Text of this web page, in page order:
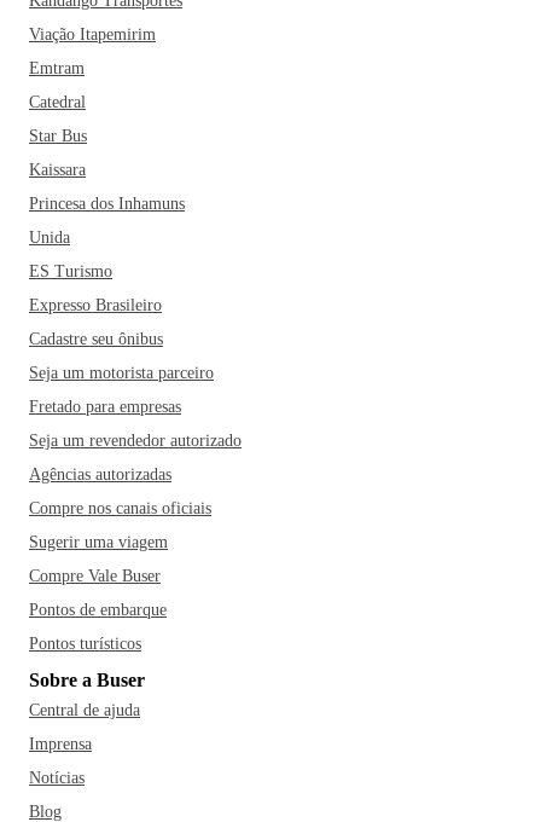
Sergipana são pontos turísticos indispensáveis em sua visita
pela cidade. Já quem gosta de comprar e apreciar o
artesanato local, o Mercado Municipal Antônio Franco é
parada obrigatória. Ah, e não deixe de conhecer as casas de
cidade. Falando em forró, Aracaju é palco de um dos
maiores eventos de festa junina da região, o Forró Caju, que
marca o mês mais animado da cidade.
chama a atenção dos turistas; não deixe de experimentar
algumas iguarias da gastronomia local como caranguejo,
também é o ingrediente principal de deliciosos sucos,
sorvetes, doces e geleias. E se você quiser juntar lazer com
boa comida, visite Parati, o melhor bar, quiosque e
restaurante da cidade.
cidade, não pode deixar de inserir os Arcos da Orla de
Oceanário de Aracaju no seu roteiro. Dentre os restaurantes
mais famosos da cidade estão o Terra Tupi, a Carne de Sol
do Ramiro, a Tapioca do Jatobá e o Pitú com Pirão da
Eliane. Você vai adorar!
Viação Itapemirim
Emtram
Catedral
Star Bus
Kaissara
Princesa dos Inhamuns
Unida
ES Turismo
Expresso Brasileiro
Cadastre seu ônibus
Seja um motorista parceiro
Fretado para empresas
Seja um revendedor autorizado
Agências autorizadas
Compre nos canais oficiais
Sugerir uma viagem
Compre Vale Buser
Pontos de embarque
Pontos turísticos
Sobre a Buser
Central de ajuda
Imprensa
Notícias
Blog